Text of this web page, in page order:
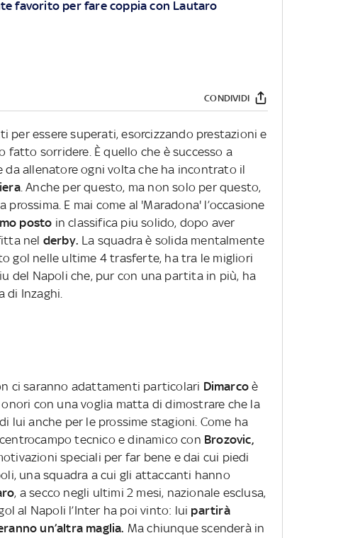
favorito per fare coppia con Lautaro
CONDIVIDI
per essere superati, esorcizzando prestazioni e
sorridere. È quello che è successo a
da allenatore ogni volta che ha incontrato il
. Anche per questo, ma non solo per questo,
E mai come al 'Maradona' l’occasione
posto in classifica piu solido, dopo aver
nel derby. La squadra è solida mentalmente
gol nelle ultime 4 trasferte, ha tra le migliori
del Napoli che, pur con una partita in più, ha
di Inzaghi.
ci saranno adattamenti particolari Dimarco è
con una voglia matta di dimostrare che la
lui anche per le prossime stagioni. Come ha
tecnico e dinamico con Brozovic,
speciali per far bene e dai cui piedi
una squadra a cui gli attaccanti hanno
, a secco negli ultimi 2 mesi, nazionale esclusa,
al Napoli l’Inter ha poi vinto: lui partirà
un’altra maglia. Ma chiunque scenderà in